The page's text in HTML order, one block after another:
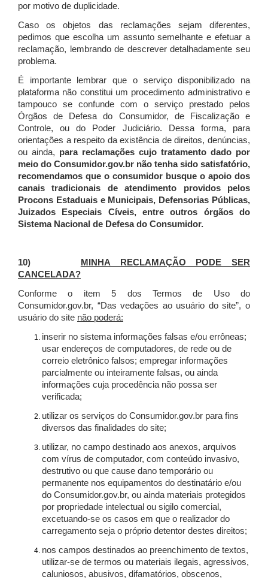
por motivo de duplicidade.
Caso os objetos das reclamações sejam diferentes,
pedimos que escolha um assunto semelhante e efetuar a
reclamação, lembrando de descrever detalhadamente seu
problema.
É importante lembrar que o serviço disponibilizado na
plataforma não constitui um procedimento administrativo e
tampouco se confunde com o serviço prestado pelos
Órgãos de Defesa do Consumidor, de Fiscalização e
Controle, ou do Poder Judiciário. Dessa forma, para
orientações a respeito da existência de direitos, denúncias,
ou ainda, para reclamações cujo tratamento dado por
meio do Consumidor.gov.br não tenha sido satisfatório,
recomendamos que o consumidor busque o apoio dos
canais tradicionais de atendimento providos pelos
Procons Estaduais e Municipais, Defensorias Públicas,
Juizados Especiais Cíveis, entre outros órgãos do
Sistema Nacional de Defesa do Consumidor.
10)
MINHA RECLAMAÇÃO PODE SER
CANCELADA?
Conforme o item 5 dos Termos de Uso do
Consumidor.gov.br, “Das vedações ao usuário do site”, o
usuário do site não poderá:
inserir no sistema informações falsas e/ou errôneas;
usar endereços de computadores, de rede ou de
correio eletrônico falsos; empregar informações
parcialmente ou inteiramente falsas, ou ainda
informações cuja procedência não possa ser
verificada;
utilizar os serviços do Consumidor.gov.br para fins
diversos das finalidades do site;
utilizar, no campo destinado aos anexos, arquivos
com vírus de computador, com conteúdo invasivo,
destrutivo ou que cause dano temporário ou
permanente nos equipamentos do destinatário e/ou
do Consumidor.gov.br, ou ainda materiais protegidos
por propriedade intelectual ou sigilo comercial,
excetuando-se os casos em que o realizador do
carregamento seja o próprio detentor destes direitos;
nos campos destinados ao preenchimento de textos,
utilizar-se de termos ou materiais ilegais, agressivos,
caluniosos, abusivos, difamatórios, obscenos,